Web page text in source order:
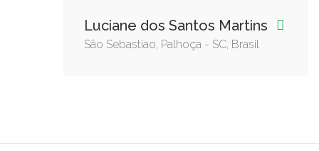
Luciane dos Santos Martins
São Sebastiao, Palhoça - SC, Brasil